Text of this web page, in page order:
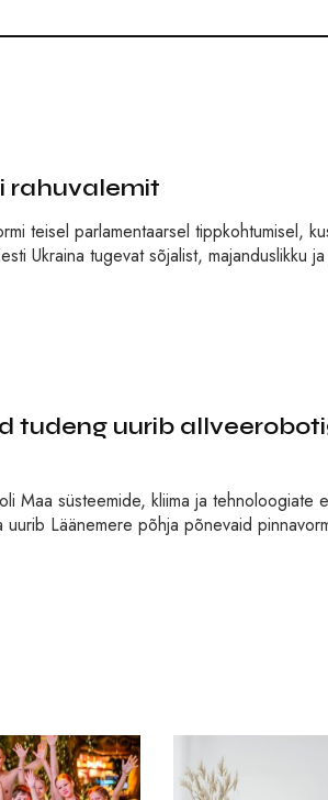
rahuvalemit
teisel parlamentaarsel tippkohtumisel,
Ukraina tugevat sõjalist, majanduslikku
tudeng uurib
Maa süsteemide, kliima ja tehnoloogiate
Läänemere põhja põnevaid